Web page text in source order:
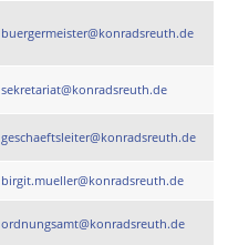
buergermeister@konradsreuth.de
sekretariat@konradsreuth.de
geschaeftsleiter@konradsreuth.de
birgit.mueller@konradsreuth.de
ordnungsamt@konradsreuth.de